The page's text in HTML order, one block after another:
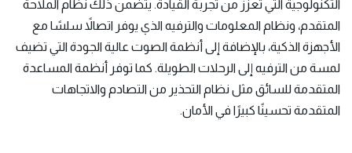
التكنولوجية التي تعزز من تجربة القيادة. يتضمن ذلك نظام الملاحة
المتقدم، ونظام المعلومات والترفيه الذي يوفر اتصالاً سلسًا مع
الأجهزة الذكية، بالإضافة إلى أنظمة الصوت عالية الجودة التي تضيف
لمسة من الترفيه إلى الرحلات الطويلة. كما توفر أنظمة المساعدة
المتقدمة للسائق مثل نظام التحذير من التصادم والاتجاهات
المتقدمة تحسينًا كبيرًا في الأمان.